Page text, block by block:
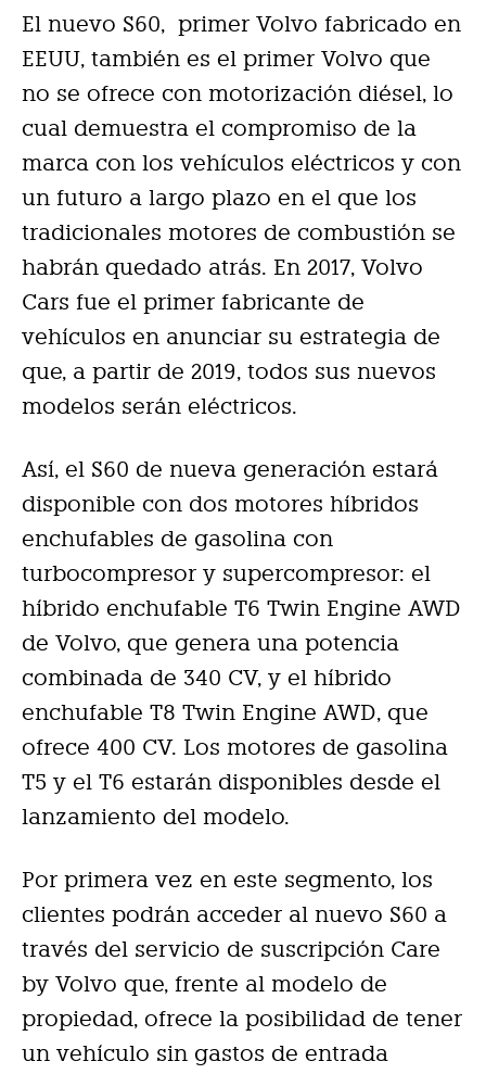
El nuevo S60, primer Volvo fabricado en
EEUU, también es el primer Volvo que
no se ofrece con motorización diésel, lo
cual demuestra el compromiso de la
marca con los vehículos eléctricos y con
un futuro a largo plazo en el que los
tradicionales motores de combustión se
habrán quedado atrás. En 2017, Volvo
Cars fue el primer fabricante de
vehículos en anunciar su estrategia de
que, a partir de 2019, todos sus nuevos
modelos serán eléctricos.
Así, el S60 de nueva generación estará
disponible con dos motores híbridos
enchufables de gasolina con
turbocompresor y supercompresor: el
híbrido enchufable T6 Twin Engine AWD
de Volvo, que genera una potencia
combinada de 340 CV, y el híbrido
enchufable T8 Twin Engine AWD, que
ofrece 400 CV. Los motores de gasolina
T5 y el T6 estarán disponibles desde el
lanzamiento del modelo.
Por primera vez en este segmento, los
clientes podrán acceder al nuevo S60 a
través del servicio de suscripción Care
by Volvo que, frente al modelo de
propiedad, ofrece la posibilidad de tener
un vehículo sin gastos de entrada